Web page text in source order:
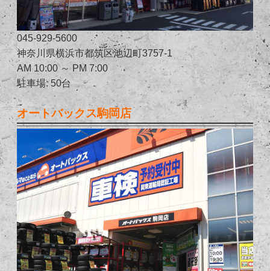
045-929-5600
神奈川県横浜市都筑区池辺町3757-1
AM 10:00 ～ PM 7:00
駐車場: 50台
オートバックス駒岡店